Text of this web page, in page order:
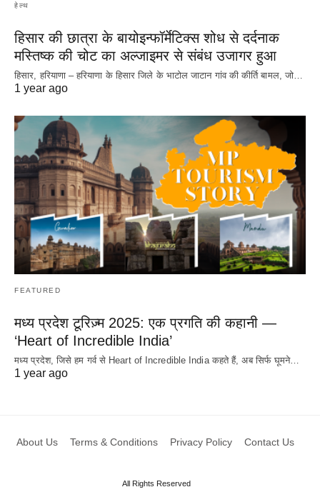
हेल्थ
हिसार की छात्रा के बायोइन्फॉर्मेटिक्स शोध से दर्दनाक
मस्तिष्क की चोट का अल्जाइमर से संबंध उजागर हुआ
हिसार, हरियाणा – हरियाणा के हिसार जिले के भाटोल जाटान गांव की कीर्ति बामल, जो…
1 year ago
FEATURED
मध्य प्रदेश टूरिज़्म 2025: एक प्रगति की कहानी —
‘Heart of Incredible India’
मध्य प्रदेश, जिसे हम गर्व से Heart of Incredible India कहते हैं, अब सिर्फ घूमने…
1 year ago
About Us Terms & Conditions Privacy Policy Contact Us
All Rights Reserved